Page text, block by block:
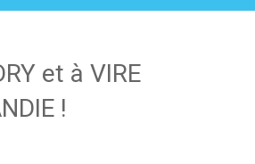
et à VIRE
!